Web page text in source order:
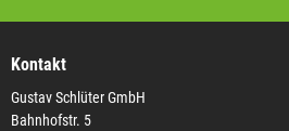
Kontakt
Gustav Schlüter GmbH
Bahnhofstr. 5